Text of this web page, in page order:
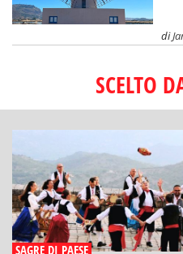
di
SCELTO
SAGRE DI PAESE